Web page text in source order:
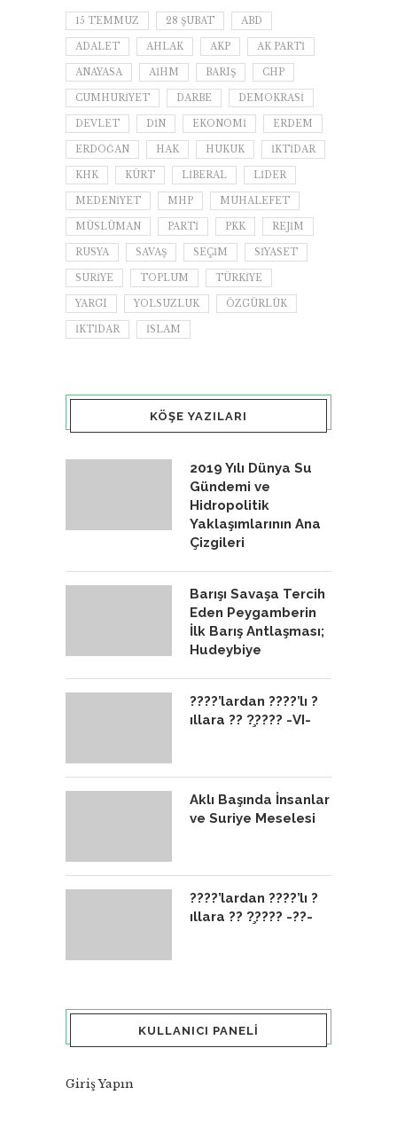
15 TEMMUZ 28 ŞUBAT ABD
ADALET AHLAK AKP AK PARTI
ANAYASA AİHM BARIŞ CHP
CUMHURIYET DARBE DEMOKRASI
DEVLET DIN EKONOMI ERDEM
ERDOĞAN HAK HUKUK IKTIDAR
KHK KÜRT LIBERAL LIDER
MEDENIYET MHP MUHALEFET
MÜSLÜMAN PARTI PKK REJIM
RUSYA SAVAŞ SEÇIM SIYASET
SURIYE TOPLUM TÜRKIYE
YARGI YOLSUZLUK ÖZGÜRLÜK
İKTIDAR İSLAM
KÖŞE YAZILARI
2019 Yılı Dünya Su
Gündemi ve
Hidropolitik
Yaklaşımlarının Ana
Çizgileri
Barışı Savaşa Tercih
Eden Peygamberin
İlk Barış Antlaşması;
Hudeybiye
????’lardan ????’lı ?
ıllara ?? ?̧???? -VI-
Aklı Başında İnsanlar
ve Suriye Meselesi
????’lardan ????’lı ?
ıllara ?? ?̧???? -??-
KULLANICI PANELI
Giriş Yapın